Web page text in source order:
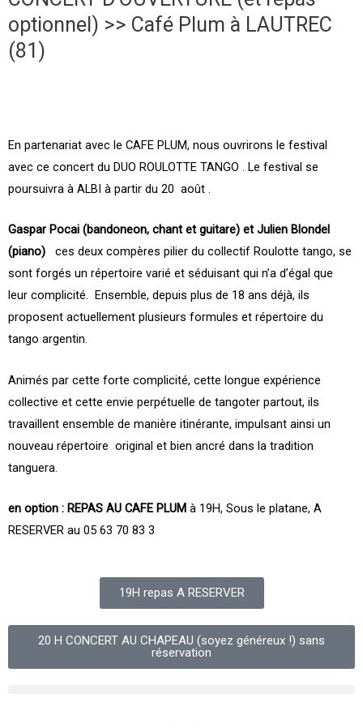
optionnel) >> Café Plum à LAUTREC
(81)
En partenariat avec le CAFE PLUM, nous ouvrirons le festival
avec ce concert du DUO ROULOTTE TANGO . Le festival se
poursuivra à ALBI à partir du 20 août .
Gaspar Pocai (bandoneon, chant et guitare) et Julien Blondel
(piano)
ces deux compères pilier du collectif Roulotte tango, se
sont forgés un répertoire varié et séduisant qui n’a d’égal que
leur complicité. Ensemble, depuis plus de 18 ans déjà, ils
proposent actuellement plusieurs formules et répertoire du
tango argentin.
Animés par cette forte complicité, cette longue expérience
collective et cette envie perpétuelle de tangoter partout, ils
travaillent ensemble de manière itinérante, impulsant ainsi un
nouveau répertoire original et bien ancré dans la tradition
tanguera.
en option : REPAS AU CAFE PLUM à 19H, Sous le platane, A
RESERVER au 05 63 70 83 3
19H repas A RESERVER
20 H CONCERT AU CHAPEAU (soyez généreux !) sans
réservation